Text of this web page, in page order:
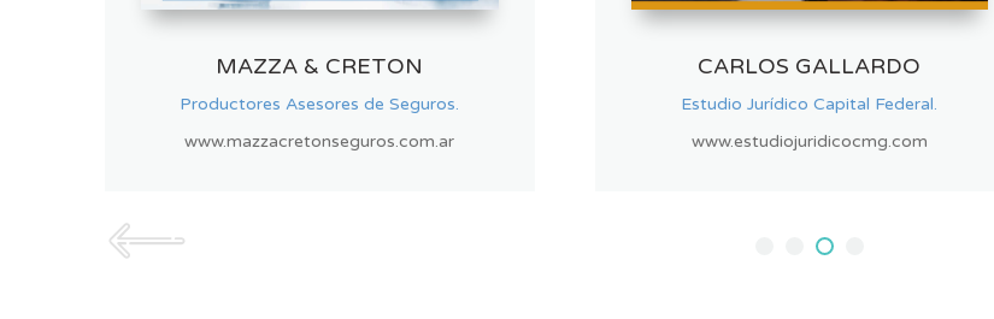
MUNDO CLOSET
Diseño y fábrica de frentes de placard.
www.mundocloset.com
ACQUA FILTER
Fábrica de filtros de Agua.
www.acquafilterargentina.com